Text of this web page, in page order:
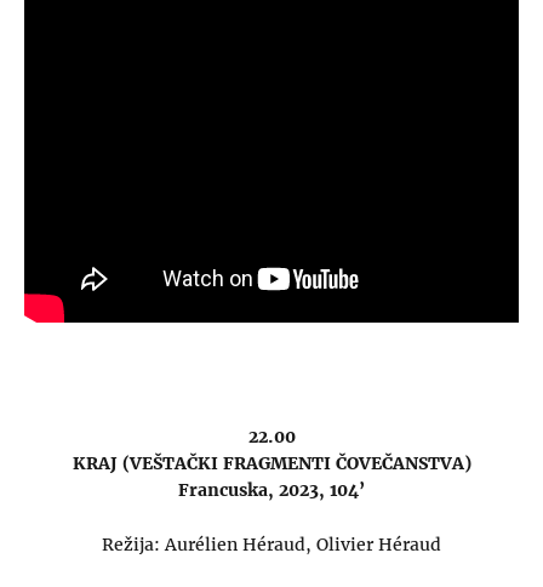
22.00
KRAJ (VEŠTAČKI FRAGMENTI ČOVEČANSTVA)
Francuska, 2023, 104’
Režija: Aurélien Héraud, Olivier Héraud